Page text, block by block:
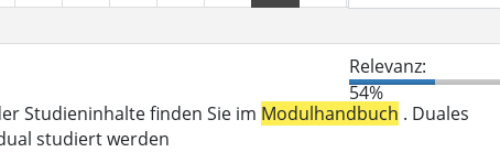
Relevanz:
54%
Studieninhalte finden Sie im Modulhandbuch . Duales
studiert werden